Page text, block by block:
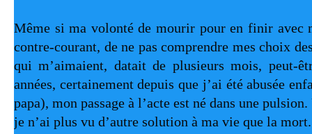
Même si ma volonté de mourir pour en finir avec
contre-courant, de ne pas comprendre mes choix
qui m’aimaient, datait de plusieurs mois, peut-
années, certainement depuis que j’ai été abusée
papa), mon passage à l’acte est né dans une
je n’ai plus vu d’autre solution à ma vie que la